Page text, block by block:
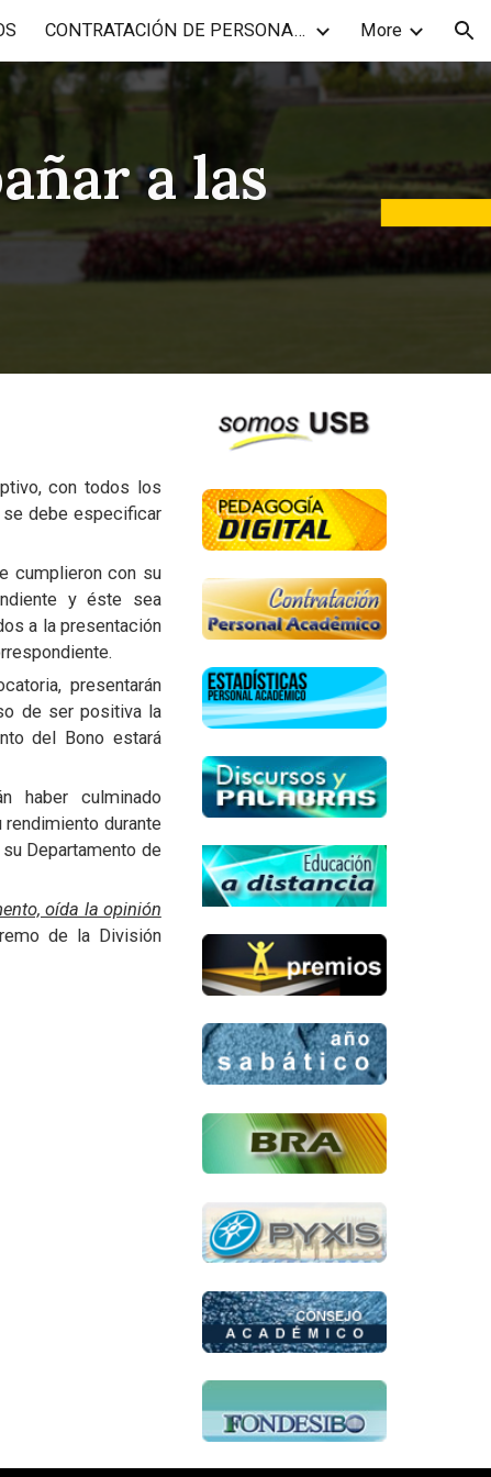
CONTRATACIÓN DE PERSONAL ACADÉMICO More
a las
con todos los
debe especificar
cumplieron con su
y éste sea
a la presentación
presentarán
de ser positiva la
del Bono estará
haber culminado
durante
Departamento de
oída la opinión
de la División